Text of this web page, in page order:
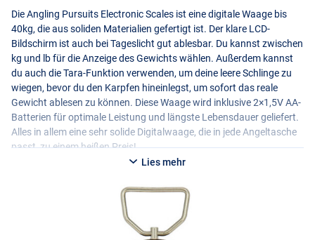
Die Angling Pursuits Electronic Scales ist eine digitale Waage bis
40kg, die aus soliden Materialien gefertigt ist. Der klare LCD-
Bildschirm ist auch bei Tageslicht gut ablesbar. Du kannst zwischen
kg und lb für die Anzeige des Gewichts wählen. Außerdem kannst
du auch die Tara-Funktion verwenden, um deine leere Schlinge zu
wiegen, bevor du den Karpfen hineinlegst, um sofort das reale
Gewicht ablesen zu können. Diese Waage wird inklusive 2×1,5V AA-
Batterien für optimale Leistung und längste Lebensdauer geliefert.
Alles in allem eine sehr solide Digitalwaage, die in jede Angeltasche
passt, zu einem heißen Preis!
Lies mehr